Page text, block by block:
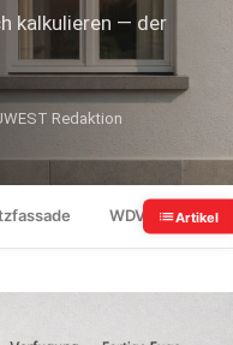
kalkulieren — der
Redaktion
WDVS oderArtikel